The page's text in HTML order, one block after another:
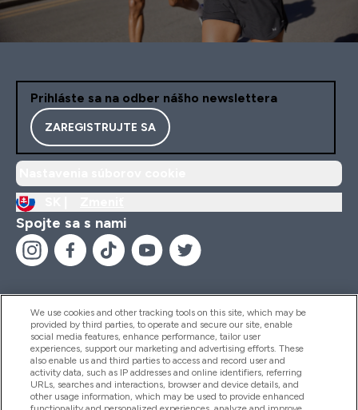
Prihláste sa na odber nášho newslettera
ZAREGISTRUJTE SA
Spojte sa s nami
Pomoc & Informácie
Produkty
We use cookies and other tracking tools on this site, which may be
provided by third parties, to operate and secure our site, enable
social media features, enhance performance, tailor user
experiences, support our marketing and advertising efforts. These
also enable us and third parties to access and record user and
activity data, such as IP addresses and online identifiers, referring
URLs, searches and interactions, browser and device details, and
other usage information, which may be used to provide enhanced